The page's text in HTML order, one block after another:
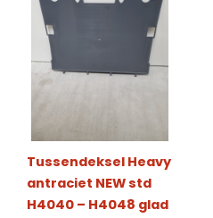
Tussendeksel Heavy
antraciet NEW std
H4040 – H4048 glad